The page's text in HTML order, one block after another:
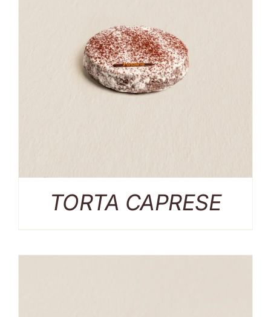
TORTA CAPRESE